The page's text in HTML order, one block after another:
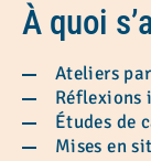
À quoi
Ateliers
Réflexions
Études de
Mises en